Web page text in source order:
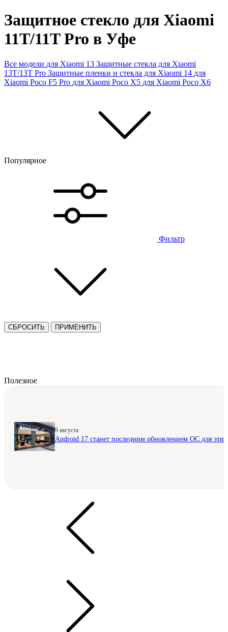
Защитное стекло для Xiaomi
11T/11T Pro в Уфе
Все модели для Xiaomi 13 Защитные стекла для Xiaomi
13T/13T Pro Защитные пленки и стекла для Xiaomi 14 для
Xiaomi Poco F5 Pro для Xiaomi Poco X5 для Xiaomi Poco X6
Популярное
Фильтр
СБРОСИТЬ ПРИМЕНИТЬ
Полезное
9 августа
Android 17 станет последним обновлением ОС для этих